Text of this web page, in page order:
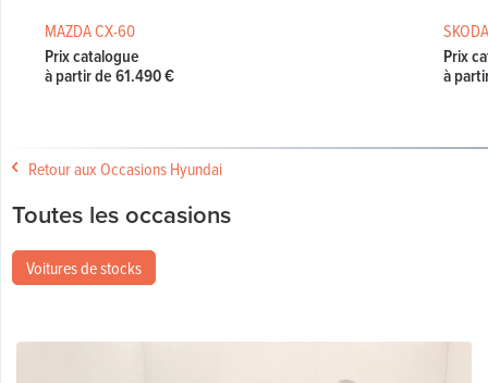
MAZDA CX-60
Prix catalogue
à partir de 61.490 €
Prix
à
Retour aux Occasions Hyundai
Toutes les occasions
Voitures de stocks